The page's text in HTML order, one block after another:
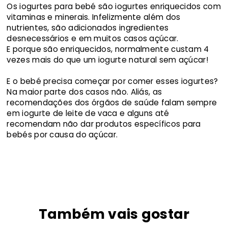
Os iogurtes para bebé são iogurtes enriquecidos com
vitaminas e minerais. Infelizmente além dos
nutrientes, são adicionados ingredientes
desnecessários e em muitos casos açúcar.
E porque são enriquecidos, normalmente custam 4
vezes mais do que um iogurte natural sem açúcar!
E o bebé precisa começar por comer esses iogurtes?
Na maior parte dos casos não. Aliás, as
recomendações dos órgãos de saúde falam sempre
em iogurte de leite de vaca e alguns até
recomendam não dar produtos específicos para
bebés por causa do açúcar.
Também vais gostar